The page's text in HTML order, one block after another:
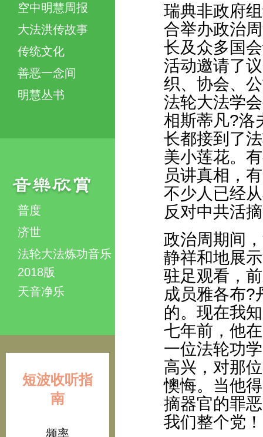
空中明慧周报
大法洪传故事
传统文化
善恶一念间
明慧丛书
普度
济世
法轮大法炼功音乐
2018版
天音净乐
短波收听指
南
频率
瑞典非政府
合举办政治
长及众多国
活动邀请了
织、协会、
法轮大法学
相斯蒂凡?洛
长都接到了
美小莲花。
员讲真相，
不少人已经
反对中共活
政治周期间
静祥和地展
驻足观看，
成员雅各布?
的。现在我
七年前，他
一位法轮功
高兴，对那
懊悔。当他
摘器官的罪
我们整个党！